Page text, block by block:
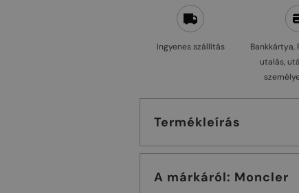
Ingyenes szállítás
Bankkártya,
utalás,
Termékleírás
A márkáról: Moncler